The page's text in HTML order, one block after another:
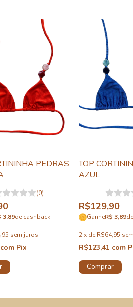
PEDRAS
(0)
3,89de cashback
sem juros
com Pix
TOP
AZUL
R$129,90
GanheR$ 3,89
2x de R$64,95
R$123,41 com
Comprar